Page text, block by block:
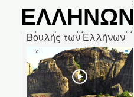
ΕΛΛΗΝΩΝ